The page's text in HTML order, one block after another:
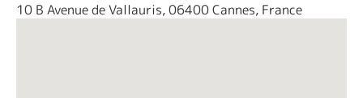
10 B Avenue de Vallauris, 06400 Cannes, France